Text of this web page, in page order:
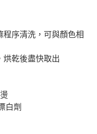
程序清洗，可與顏色相
乾後盡快取出
白劑